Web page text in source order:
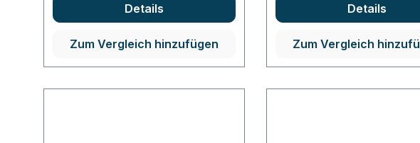
Details
Zum Vergleich hinzufügen
Details
Zum Vergleich